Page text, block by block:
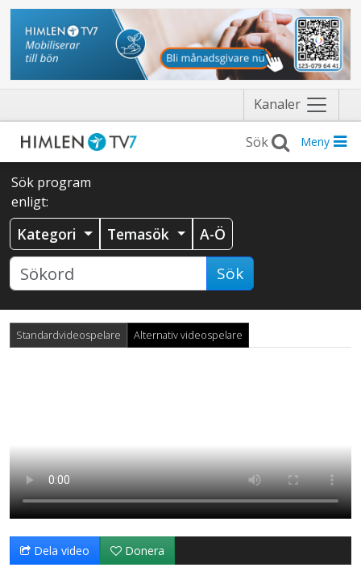
Kanaler Näytä
valikko
Meny
Sök program
enligt:
Kategori Temasök A-Ö
Sök
Standardvideospelare Alternativ videospelare
Dela video Donera